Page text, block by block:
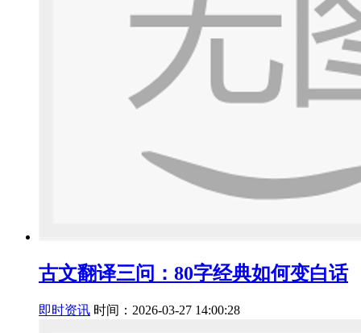
古文翻译三问：80字经典如何变白话
即时资讯 时间：2026-03-27 14:00:28